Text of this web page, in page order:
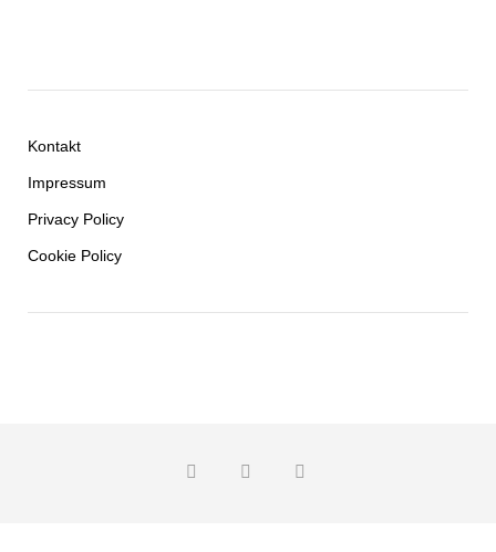
Kontakt
Impressum
Privacy Policy
Cookie Policy